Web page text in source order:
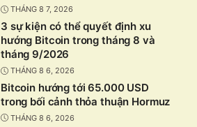
THÁNG 8 7, 2026
3 sự kiện có thể quyết định xu
hướng Bitcoin trong tháng 8 và
tháng 9/2026
THÁNG 8 6, 2026
Bitcoin hướng tới 65.000 USD
trong bối cảnh thỏa thuận Hormuz
THÁNG 8 6, 2026